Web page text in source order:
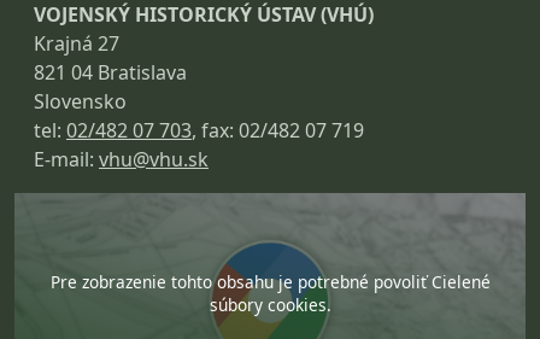
VOJENSKÝ HISTORICKÝ ÚSTAV (VHÚ)
Krajná 27
821 04 Bratislava
Slovensko
tel: 02/482 07 703, fax: 02/482 07 719
E-mail: vhu@vhu.sk
Pre zobrazenie tohto obsahu je potrebné povoliť Cielené
súbory cookies.